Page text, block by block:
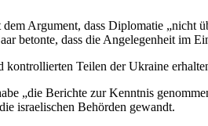
Argument, dass Diplomatie „nicht
betonte, dass die Angelegenheit im
Teilen der Ukraine
„die Berichte zur Kenntnis
israelischen Behörden gewandt.